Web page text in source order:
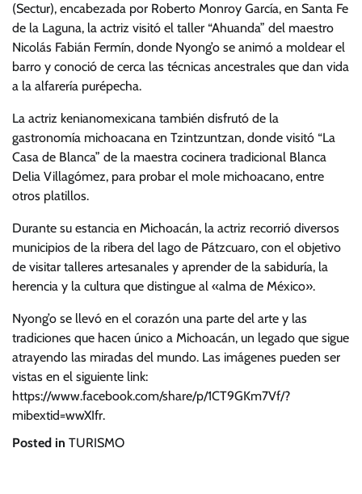
(Sectur), encabezada por Roberto Monroy García, en Santa Fe
de la Laguna, la actriz visitó el taller “Ahuanda” del maestro
Nicolás Fabián Fermín, donde Nyong’o se animó a moldear el
barro y conoció de cerca las técnicas ancestrales que dan vida
a la alfarería purépecha.
La actriz kenianomexicana también disfrutó de la
gastronomía michoacana en Tzintzuntzan, donde visitó “La
Casa de Blanca” de la maestra cocinera tradicional Blanca
Delia Villagómez, para probar el mole michoacano, entre
otros platillos.
Durante su estancia en Michoacán, la actriz recorrió diversos
municipios de la ribera del lago de Pátzcuaro, con el objetivo
de visitar talleres artesanales y aprender de la sabiduría, la
herencia y la cultura que distingue al «alma de México».
Nyong’o se llevó en el corazón una parte del arte y las
tradiciones que hacen único a Michoacán, un legado que sigue
atrayendo las miradas del mundo. Las imágenes pueden ser
vistas en el siguiente link:
https://www.facebook.com/share/p/1CT9GKm7Vf/?
mibextid=wwXIfr.
Posted in TURISMO